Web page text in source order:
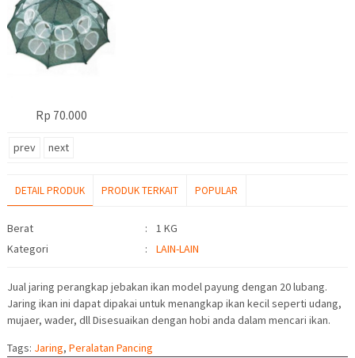
Rp 70.000
prev next
DETAIL PRODUK PRODUK TERKAIT POPULAR
Detail Produk
Berat :
1 KG
Kategori
: LAIN-LAIN
Jual jaring perangkap jebakan ikan model payung dengan 20 lubang.
Jaring ikan ini dapat dipakai untuk menangkap ikan kecil seperti udang,
mujaer, wader, dll Disesuaikan dengan hobi anda dalam mencari ikan.
Tags: Jaring, Peralatan Pancing